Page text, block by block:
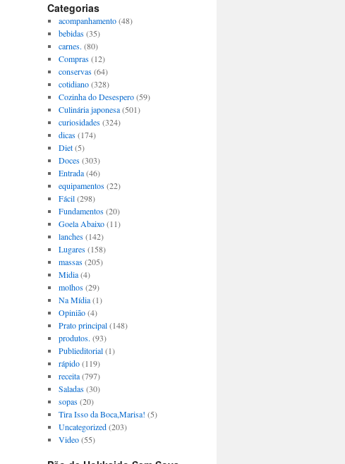
Categorias
acompanhamento(48)
bebidas(35)
carnes. (80)
Compras(12)
conservas(64)
cotidiano(328)
Cozinha do Desespero(59)
Culinária japonesa(501)
curiosidades(324)
dicas(174)
Diet(5)
Doces(303)
Entrada(46)
equipamentos(22)
Fácil(298)
Fundamentos(20)
Goela Abaixo(11)
lanches(142)
Lugares(158)
massas(205)
Midia(4)
molhos(29)
Na Mídia(1)
Opinião(4)
Prato principal(148)
produtos. (93)
Publieditorial(1)
rápido(119)
receita(797)
Saladas(30)
sopas(20)
Tira Isso da Boca,Marisa! (5)
Uncategorized(203)
Video(55)